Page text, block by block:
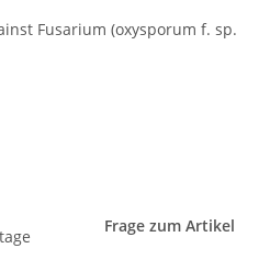
Fusarium (oxysporum f. sp.
Frage zum Artikel